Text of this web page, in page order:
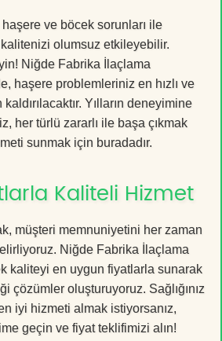
ve böcek sorunları ile
kalitenizi olumsuz etkileyebilir.
Niğde Fabrika İlaçlama
haşere problemleriniz en hızlı ve
Yılların deneyimine
her türlü zararlı ile başa çıkmak
sunmak için buradadır.
Kaliteli Hizmet
müşteri memnuniyetini her zaman
Niğde Fabrika İlaçlama
kaliteyi en uygun fiyatlarla sunarak
çözümler oluşturuyoruz. Sağlığınız
iyi hizmeti almak istiyorsanız,
geçin ve fiyat teklifimizi alın!